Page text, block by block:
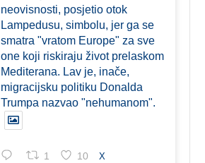
neovisnosti, posjetio otok
Lampedusu, simbolu, jer ga se
smatra "vratom Europe" za sve
one koji riskiraju život prelaskom
Mediterana. Lav je, inače,
migracijsku politiku Donalda
Trumpa nazvao "nehumanom".
1 10 X